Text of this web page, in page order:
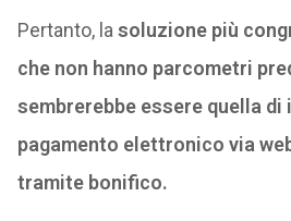
Pertanto, la soluzione più
che non hanno parcometri
sembrerebbe essere quella
pagamento elettronico via
tramite bonifico.